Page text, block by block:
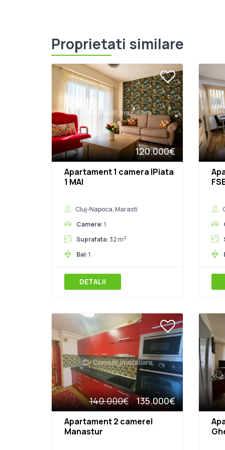
Proprietati similare
120.000€
Apartament 1 camera |Piata
1 MAI
Cluj-Napoca, Marasti
Camere:1
Suprafata: 32 m2
Bai:1
DETALII
135.000€
140.000€
Apartament 2 camere|
Manastur